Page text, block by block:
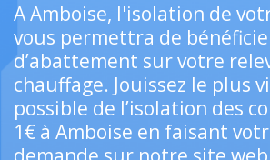
A Amboise, l'isolation de
vous permettra de
d’abattement sur votre
chauffage. Jouissez le plus
possible de l’isolation des
1€ à Amboise en faisant